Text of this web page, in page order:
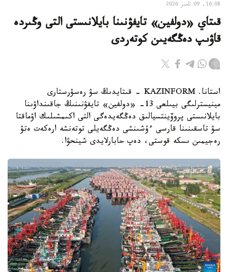
16:08, 09 تامىز 2026
قىتاي «دولفين» تايفۋنىنا بايلانىستى التى وڭىردە
قاۋىپ دەڭگەيىن كوتەردى
استانا. KAZINFORM - قىتايدىڭ سۋ رەسۋرستارى
مينيسترلىگى بيىلعى 13- «دولفين» تايفۋنىنىڭ جاقىنداۋىنا
بايلانىستى پروۆينتسيالىق دەڭگەيدەگى التى اكىمشىلىك اۋماقتا
سۋ تاسقىنىنا قارسى ءۇشىنشى دەڭگەيلى توتەنشە ارەكەت ەتۋ
رەجيمىن ىسكە قوستى، دەپ حابارلايدى شينحۋا.